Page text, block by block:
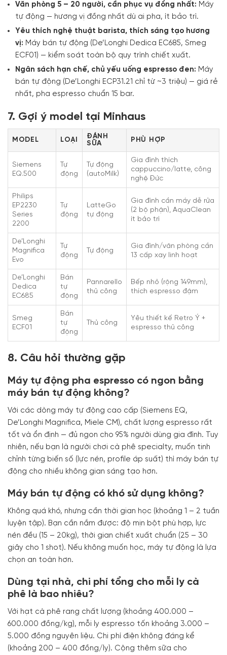
Văn phòng 5 – 20 người, cần phục vụ đồng nhất: Máy
tự động — hương vị đồng nhất dù ai pha, ít bảo trì.
Yêu thích nghệ thuật barista, thích sáng tạo hương
vị: Máy bán tự động (De’Longhi Dedica EC685, Smeg
ECF01) — kiểm soát toàn bộ quy trình chiết xuất.
Ngân sách hạn chế, chủ yếu uống espresso đen: Máy
bán tự động (De’Longhi ECP31.21 chỉ từ ~3 triệu) — giá rẻ
nhất, pha espresso chuẩn 15 bar.
7. Gợi ý model tại Minhaus
MODEL LOẠI
ĐÁNH
SỮA
PHÙ HỢP
Siemens
EQ.500
Tự
động
Tự động
(autoMilk)
Gia đình thích
cappuccino/latte, công
nghệ Đức
Philips
EP2230
Series
2200
Tự
động
LatteGo
tự động
Gia đình cần máy dễ rửa
(2 bộ phận), AquaClean
ít bảo trì
De’Longhi
Magnifica
Evo
Tự
động
Tự động
Gia đình/văn phòng cần
13 cấp xay linh hoạt
De’Longhi
Dedica
EC685
Bán
tự
động
Pannarello
thủ công
Bếp nhỏ (rộng 149mm),
thích espresso đậm
Smeg
ECF01
Bán
tự
động
Thủ công
Yêu thiết kế Retro Ý +
espresso thủ công
8. Câu hỏi thường gặp
Máy tự động pha espresso có ngon bằng
máy bán tự động không?
Với các dòng máy tự động cao cấp (Siemens EQ,
De’Longhi Magnifica, Miele CM), chất lượng espresso rất
tốt và ổn định — đủ ngon cho 95% người dùng gia đình. Tuy
nhiên, nếu bạn là người chơi cà phê specialty, muốn tinh
chỉnh từng biến số (lực nén, profile áp suất) thì máy bán tự
động cho nhiều không gian sáng tạo hơn.
Máy bán tự động có khó sử dụng không?
Không quá khó, nhưng cần thời gian học (khoảng 1 – 2 tuần
luyện tập). Bạn cần nắm được: độ mịn bột phù hợp, lực
nén đều (15 – 20kg), thời gian chiết xuất chuẩn (25 – 30
giây cho 1 shot). Nếu không muốn học, máy tự động là lựa
chọn an toàn hơn.
Dùng tại nhà, chi phí tổng cho mỗi ly cà
phê là bao nhiêu?
Với hạt cà phê rang chất lượng (khoảng 400.000 –
600.000 đồng/kg), mỗi ly espresso tốn khoảng 3.000 –
5.000 đồng nguyên liệu. Chi phí điện không đáng kể
(khoảng 200 – 400 đồng/ly). Cộng thêm sữa cho